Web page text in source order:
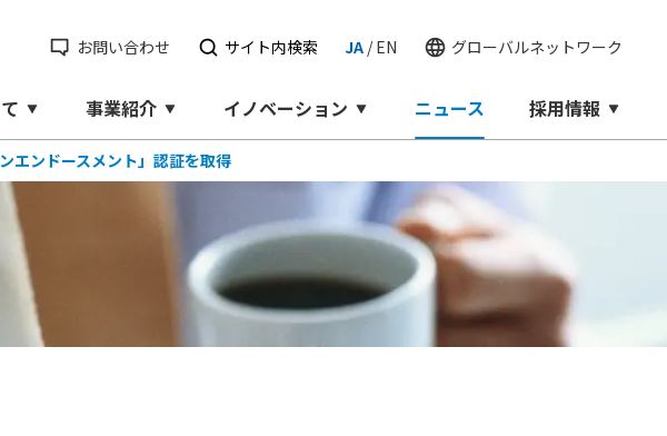
事業紹介 イノベーション ニュース 採用情報
お問い合わせ サイト内検索 JA/EN グローバルネットワーク
エンドースメント」認証を取得